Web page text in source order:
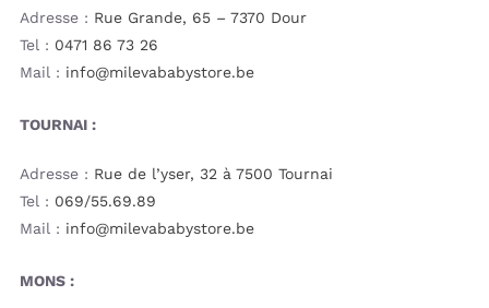
Adresse : Rue Grande, 65 – 7370 Dour
Tel : 0471 86 73 26
Mail : info@milevababystore.be
TOURNAI :
Adresse : Rue de l’yser, 32 à 7500 Tournai
Tel : 069/55.69.89
Mail : info@milevababystore.be
MONS :